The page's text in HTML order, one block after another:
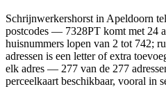
Schrijnwerkershorst in Apeldoorn
postcodes — 7328PT komt met 24
huisnummers lopen van 2 tot 742;
adressen is een letter of extra
elk adres — 277 van de 277
perceelkaart beschikbaar, vooral in